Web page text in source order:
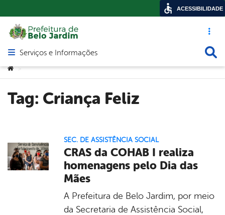
Acesso
Abrir menu principal de navegação
Serviços e Informações
Você está aqui:
>
Tag: Criança Feliz
SEC. DE ASSISTÊNCIA SOCIAL
CRAS da COHAB I realiza
homenagens pelo Dia das
Mães
A Prefeitura de Belo Jardim, por meio
da Secretaria de Assistência Social,
ACESSIBILIDADE